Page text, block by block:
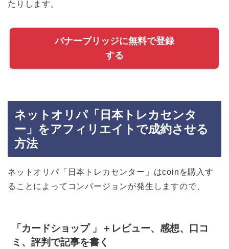
たりします。
バナーブリッジに無料で登録
する
ネットオリパ「日本トレカセンタ
ー」をアフィリエイトで成約させる
方法
ネットオリパ「日本トレカセンター」はcoinを購入す
ることによってコンバージョンが発生しますので、
「カードショップ 」＋レビュー、感想、口コ
ミ、評判で記事を書く